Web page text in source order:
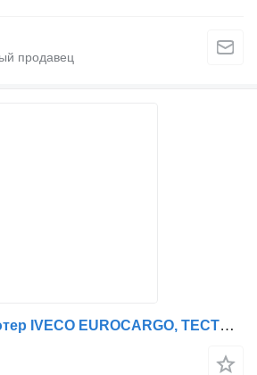
Бортовой компьютер IVECO EUROCARGO, TECTOR, CURSOR, EASY MUX modul, body computer, ECU ED IVECO для тягача IVECO IVECO EUROCARGO, TECTOR, CURSOR, EASY MUX modul, body computer, ECU EDC, MET BL, 5801362431, 5801362428, 504300982, 0288630, 0288631, 0288732, 0288741, 504097628, 504097627, 0288610, 5801583468, 0288632, 5801362428, 350956